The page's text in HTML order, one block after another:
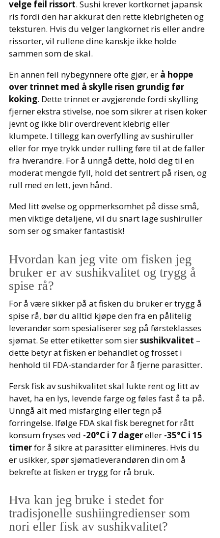
velge feil rissort. Sushi krever kortkornet japansk
ris fordi den har akkurat den rette klebrigheten og
teksturen. Hvis du velger langkornet ris eller andre
rissorter, vil rullene dine kanskje ikke holde
sammen som de skal.
En annen feil nybegynnere ofte gjør, er å hoppe
over trinnet med å skylle risen grundig før
koking. Dette trinnet er avgjørende fordi skylling
fjerner ekstra stivelse, noe som sikrer at risen koker
jevnt og ikke blir overdrevent klebrig eller
klumpete. I tillegg kan overfylling av sushiruller
eller for mye trykk under rulling føre til at de faller
fra hverandre. For å unngå dette, hold deg til en
moderat mengde fyll, hold det sentrert på risen, og
rull med en lett, jevn hånd.
Med litt øvelse og oppmerksomhet på disse små,
men viktige detaljene, vil du snart lage sushiruller
som ser og smaker fantastisk!
Hvordan kan jeg vite om fisken jeg
bruker er av sushikvalitet og trygg å
spise rå?
For å være sikker på at fisken du bruker er trygg å
spise rå, bør du alltid kjøpe den fra en pålitelig
leverandør som spesialiserer seg på førsteklasses
sjømat. Se etter etiketter som siersushikvalitet –
dette betyr at fisken er behandlet og frosset i
henhold til FDA-standarder for å fjerne parasitter.
Fersk fisk av sushikvalitet skal lukte rent og litt av
havet, ha en lys, levende farge og føles fast å ta på.
Unngå alt med misfarging eller tegn på
forringelse. Ifølge FDA skal fisk beregnet for rått
konsum fryses ved -20°C i 7 dagereller -35°C i 15
timerfor å sikre at parasitter elimineres. Hvis du
er usikker, spør sjømatleverandøren din om å
bekrefte at fisken er trygg for rå bruk.
Hva kan jeg bruke i stedet for
tradisjonelle sushiingredienser som
nori eller fisk av sushikvalitet?